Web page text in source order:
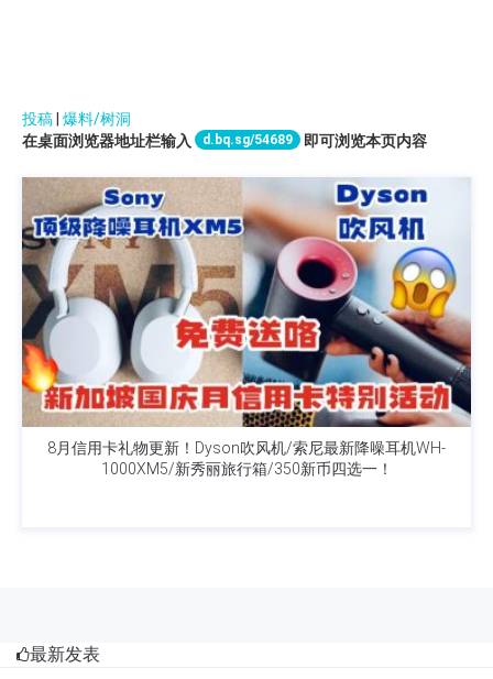
投稿 爆料/树洞
在桌面浏览器地址栏输入
d.bq.sg/54689 即可浏览本页内容
8月信用卡礼物更新！Dyson吹风机/索尼最新降噪耳机WH-
1000XM5/新秀丽旅行箱/350新币四选一！
最新发表